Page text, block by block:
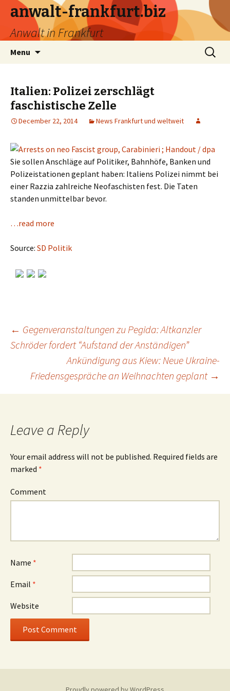
anwalt-frankfurt.biz
Anwalt in Frankfurt
Menu
Search
for:
Italien: Polizei zerschlägt
faschistische Zelle
December 22, 2014 News Frankfurt und weltweit
Sie sollen Anschläge auf Politiker, Bahnhöfe, Banken und
Polizeistationen geplant haben: Italiens Polizei nimmt bei
einer Razzia zahlreiche Neofaschisten fest. Die Taten
standen unmittelbar bevor.
…read more
Source: SD Politik
Post
navigation
← Gegenveranstaltungen zu Pegida: Altkanzler
Schröder fordert “Aufstand der Anständigen”
Ankündigung aus Kiew: Neue Ukraine-
Friedensgespräche an Weihnachten geplant →
Leave a Reply
Your email address will not be published. Required fields are
marked *
Comment
Name *
Email *
Website